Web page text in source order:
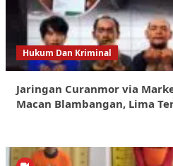
Hukum Dan Kriminal
Jaringan Curanmor via
Macan Blambangan, Lima